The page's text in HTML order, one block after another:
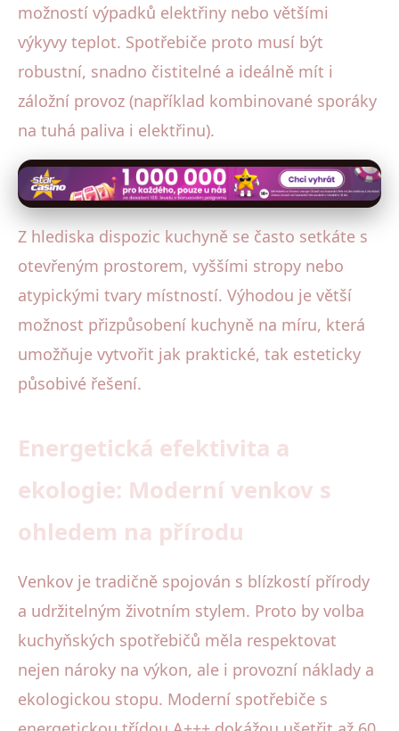
možností výpadků elektřiny nebo většími
výkyvy teplot. Spotřebiče proto musí být
robustní, snadno čistitelné a ideálně mít i
záložní provoz (například kombinované sporáky
na tuhá paliva i elektřinu).
Z hlediska dispozic kuchyně se často setkáte s
otevřeným prostorem, vyššími stropy nebo
atypickými tvary místností. Výhodou je větší
možnost přizpůsobení kuchyně na míru, která
umožňuje vytvořit jak praktické, tak esteticky
působivé řešení.
Energetická efektivita a
ekologie: Moderní venkov s
ohledem na přírodu
Venkov je tradičně spojován s blízkostí přírody
a udržitelným životním stylem. Proto by volba
kuchyňských spotřebičů měla respektovat
nejen nároky na výkon, ale i provozní náklady a
ekologickou stopu. Moderní spotřebiče s